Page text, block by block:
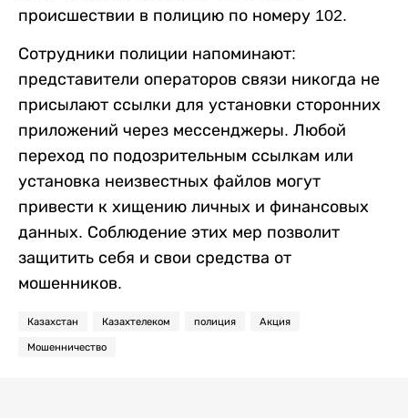
происшествии в полицию по номеру 102.
Сотрудники полиции напоминают:
представители операторов связи никогда не
присылают ссылки для установки сторонних
приложений через мессенджеры. Любой
переход по подозрительным ссылкам или
установка неизвестных файлов могут
привести к хищению личных и финансовых
данных. Соблюдение этих мер позволит
защитить себя и свои средства от
мошенников.
Казахстан Казахтелеком полиция Акция
Мошенничество